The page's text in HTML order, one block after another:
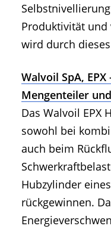
Produktivität
wird durch
Walvoil SpA,
Mengenteiler
Das Walvoil EPX
sowohl bei
auch beim
Hubzylinder
rückgewinnen.